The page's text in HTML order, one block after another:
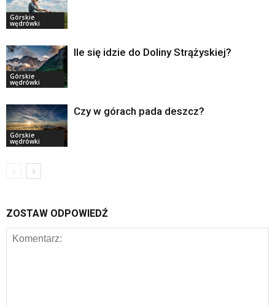
Górskie
wędrówki
Górskie
wędrówki
Ile się idzie do Doliny Strążyskiej?
Górskie
wędrówki
Czy w górach pada deszcz?
ZOSTAW ODPOWIEDŹ